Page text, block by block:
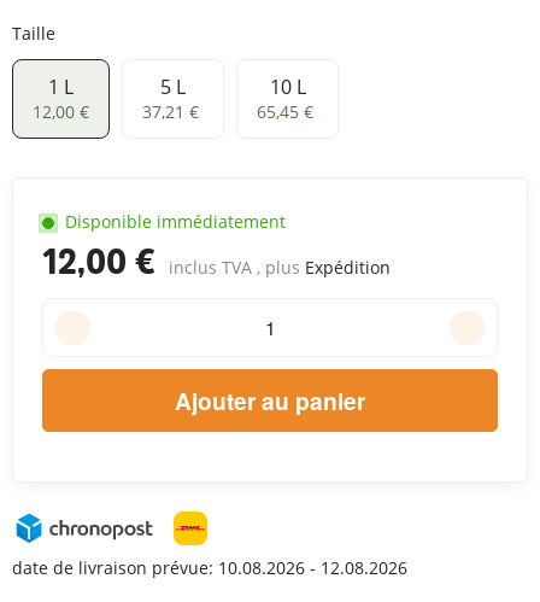
Taille
1 L
1 L
12,00 €
5 L
5 L
37,21 €
10 L
10 L
65,45 €
12,00 € inclus TVA , plus Expédition
Disponible immédiatement
Ajouter au panier
date de livraison prévue: 10.08.2026 - 12.08.2026